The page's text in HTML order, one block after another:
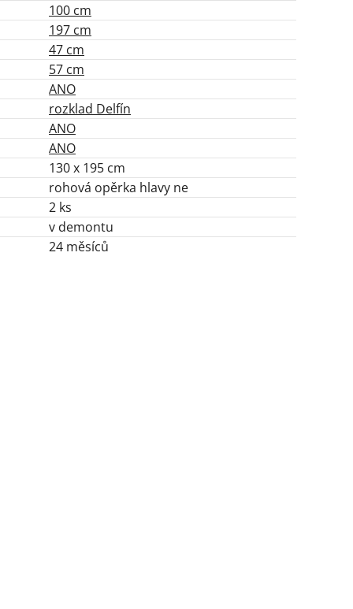
100 cm
197 cm
47 cm
57 cm
ANO
rozklad Delfín
ANO
ANO
130 x 195 cm
rohová opěrka hlavy ne
2 ks
v demontu
24 měsíců